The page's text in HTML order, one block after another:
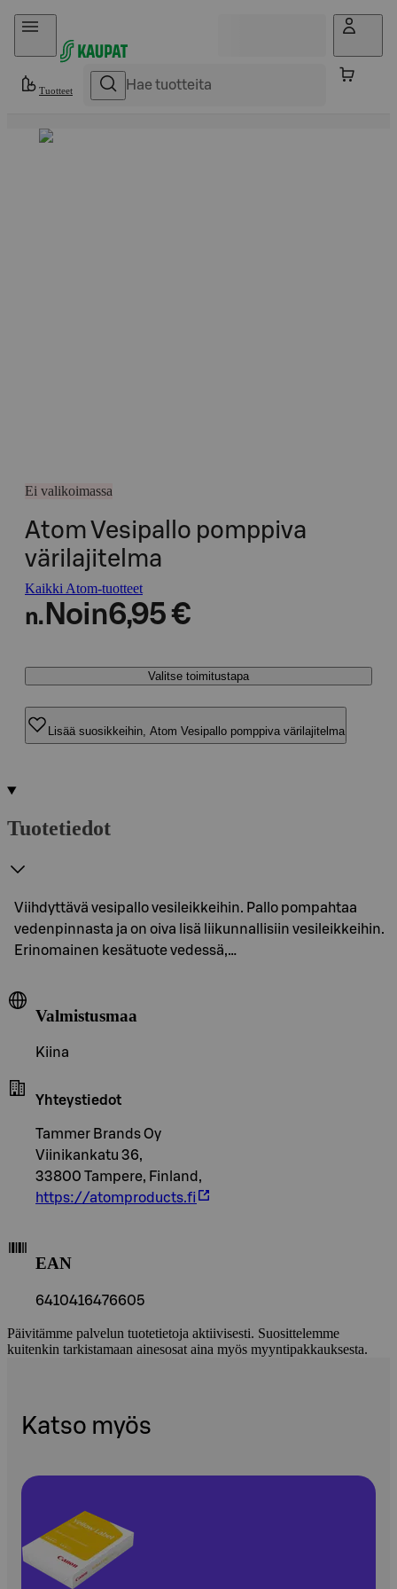
Hyppää sisältöön
Tuotteet
Ei valikoimassa
Atom Vesipallo pomppiva
värilajitelma
Kaikki Atom-tuotteet
n. Noin6,95 €
Valitse toimitustapa
Lisää suosikkeihin, Atom Vesipallo pomppiva värilajitelma
Tuotetiedot
Viihdyttävä vesipallo vesileikkeihin. Pallo pompahtaa
vedenpinnasta ja on oiva lisä liikunnallisiin vesileikkeihin.
Erinomainen kesätuote vedessä,…
Valmistusmaa
Kiina
Yhteystiedot
Tammer Brands Oy
Viinikankatu 36,
33800 Tampere, Finland,
https://atomproducts.fi
EAN
6410416476605
Päivitämme palvelun tuotetietoja aktiivisesti. Suosittelemme
kuitenkin tarkistamaan ainesosat aina myös myyntipakkauksesta.
Katso myös